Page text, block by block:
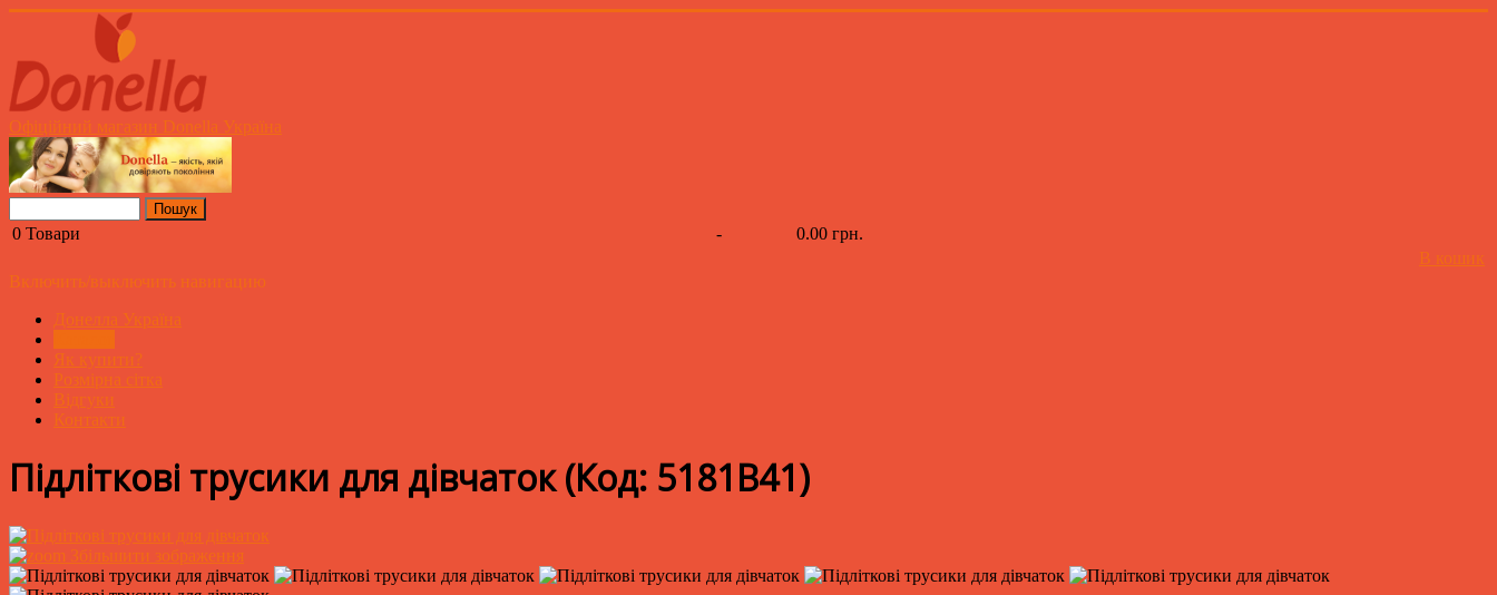
Офіційний магазин Donella Україна
0 Товари -
0.00 грн.
В кошик
Включить/выключить навигацию
Донелла Україна
Як купити?
Розмірна сітка
Відгуки
Контакти
Підліткові трусики для дівчаток(Код: 5181B41)
Збільшити зображення